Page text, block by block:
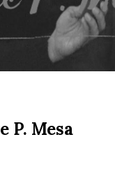
P. Mesa